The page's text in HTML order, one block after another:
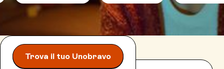
Trova il tuo Unobravo